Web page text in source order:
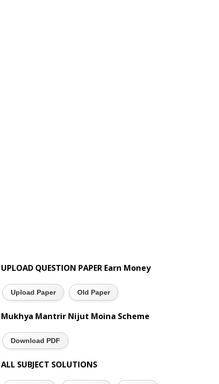
UPLOAD QUESTION PAPER Earn Money
Upload Paper Old Paper
Mukhya Mantrir Nijut Moina Scheme
Download PDF
ALL SUBJECT SOLUTIONS